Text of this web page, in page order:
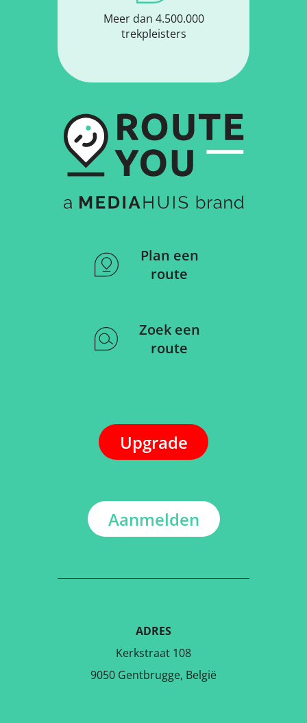
Meer dan 4.500.000
trekpleisters
Plan een
route
Zoek een
route
Upgrade
Aanmelden
ADRES
Kerkstraat 108
9050 Gentbrugge, België